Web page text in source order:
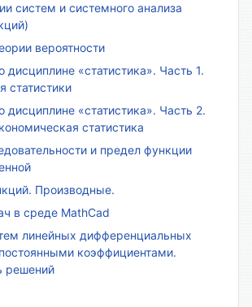
систем и системного анализа
вероятности
дисциплине «статистика». Часть 1.
статистики
дисциплине «статистика». Часть 2.
статистика
и предел функции
Производные.
в среде MathCad
линейных дифференциальных
коэффициентами.
решений